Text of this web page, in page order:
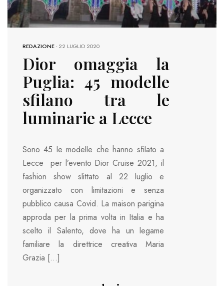
REDAZIONE-22 LUGLIO 2020
Dior omaggia la
Puglia: 45 modelle
sfilano tra le
luminarie a Lecce
Sono 45 le modelle che hanno sfilato a
Lecce per l’evento Dior Cruise 2021, il
fashion show slittato al 22 luglio e
organizzato con limitazioni e senza
pubblico causa Covid. La maison parigina
approda per la prima volta in Italia e ha
scelto il Salento, dove ha un legame
familiare la direttrice creativa Maria
Grazia […]